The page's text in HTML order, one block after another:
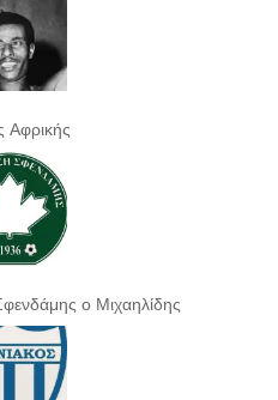
Αφρικής
ο Μιχαηλίδης